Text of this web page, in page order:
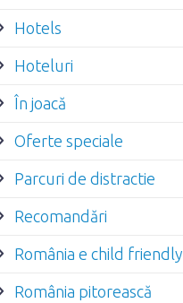
Hotels
Hoteluri
În joacă
Oferte speciale
Parcuri de distractie
Recomandări
România e child friendly
România pitorească